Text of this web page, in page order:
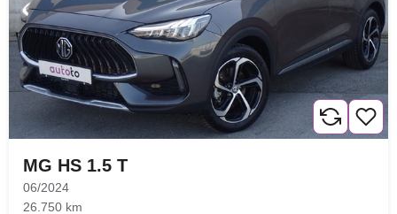
MG HS 1.5 T
06/2024
26.750 km